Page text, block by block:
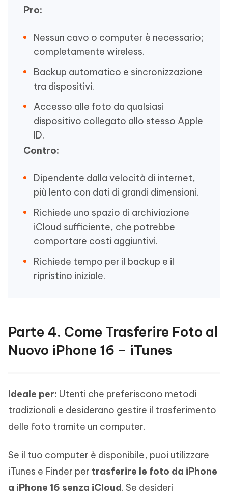
Pro:
Nessun cavo o computer è necessario;
completamente wireless.
Backup automatico e sincronizzazione
tra dispositivi.
Accesso alle foto da qualsiasi
dispositivo collegato allo stesso Apple
ID.
Contro:
Dipendente dalla velocità di internet,
più lento con dati di grandi dimensioni.
Richiede uno spazio di archiviazione
iCloud sufficiente, che potrebbe
comportare costi aggiuntivi.
Richiede tempo per il backup e il
ripristino iniziale.
Parte 4. Come Trasferire Foto al
Nuovo iPhone 16 – iTunes
Ideale per: Utenti che preferiscono metodi
tradizionali e desiderano gestire il trasferimento
delle foto tramite un computer.
Se il tuo computer è disponibile, puoi utilizzare
iTunes e Finder per trasferire le foto da iPhone
a iPhone 16 senza iCloud. Se desideri